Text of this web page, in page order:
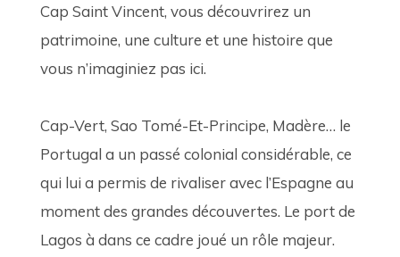
Cap Saint Vincent, vous découvrirez un
patrimoine, une culture et une histoire que
vous n’imaginiez pas ici.
Cap-Vert, Sao Tomé-Et-Principe, Madère… le
Portugal a un passé colonial considérable, ce
qui lui a permis de rivaliser avec l’Espagne au
moment des grandes découvertes. Le port de
Lagos à dans ce cadre joué un rôle majeur.